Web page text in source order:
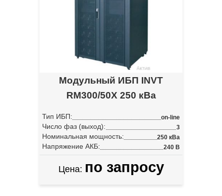
Модульный ИБП INVT
RM300/50X 250 кВа
Тип ИБП: on-line
Число фаз (выход): 3
Номинальная мощность: 250 кВа
Напряжение АКБ: 240 В
Цена: по запросу